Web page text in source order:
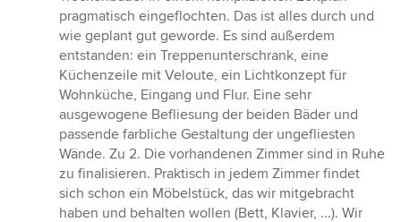
pragmatisch eingeflochten. Das ist alles durch und
wie geplant gut geworde. Es sind außerdem
entstanden: ein Treppenunterschrank, eine
Küchenzeile mit Veloute, ein Lichtkonzept für
Wohnküche, Eingang und Flur. Eine sehr
ausgewogene Befliesung der beiden Bäder und
passende farbliche Gestaltung der ungefliesten
Wände. Zu 2. Die vorhandenen Zimmer sind in Ruhe
zu finalisieren. Praktisch in jedem Zimmer findet
sich schon ein Möbelstück, das wir mitgebracht
haben und behalten wollen (Bett, Klavier, ...). Wir